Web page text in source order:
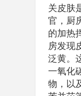
关皮肤
官，厨
的加热
房发现
泛黄。
一氧化
物，以